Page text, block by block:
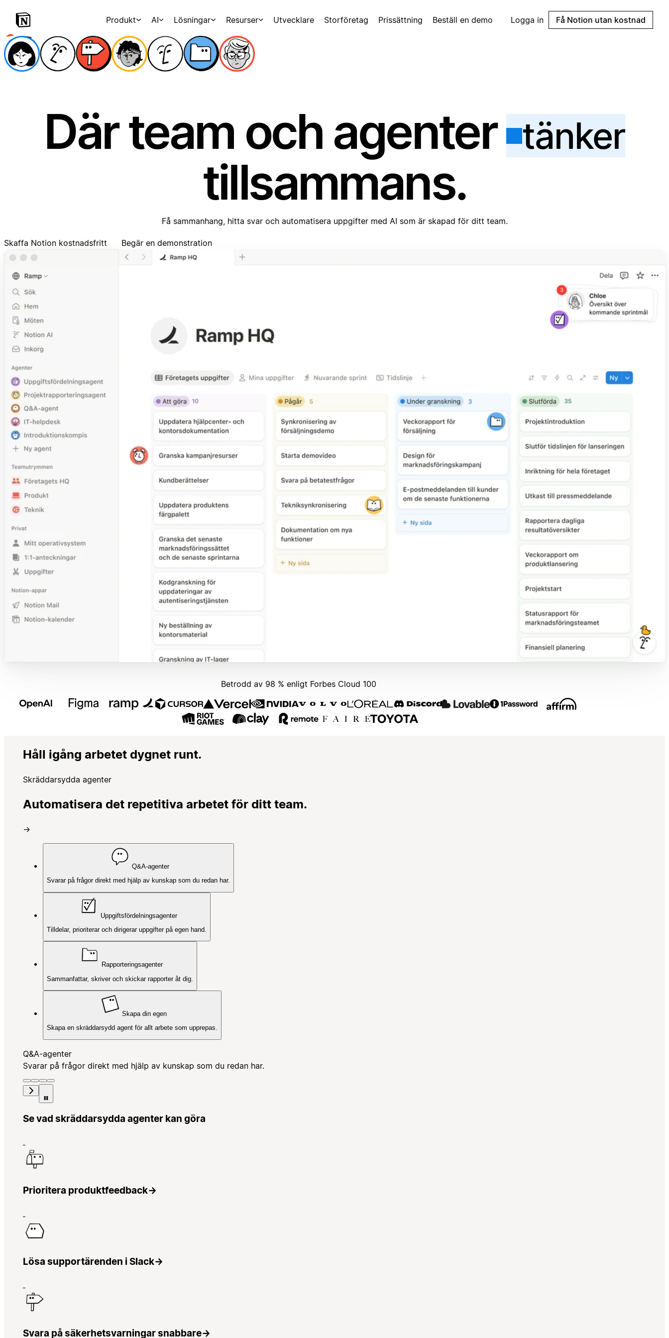
Produkt AI Lösningar Resurser Utvecklare Storföretag Prissättning Beställ en demo Logga in Få Notion utan kostnad
Där team och agenter tänker
tillsammans.
Få sammanhang, hitta svar och automatisera uppgifter med AI som är skapad för ditt team.
Skaffa Notion kostnadsfritt Begär en demonstration
Betrodd av 98 % enligt Forbes Cloud 100
Håll igång arbetet dygnet runt.
Skräddarsydda agenter
Automatisera det repetitiva arbetet för ditt team.
→
Q&A-agenter
Svarar på frågor direkt med hjälp av kunskap som du redan har.
Uppgiftsfördelningsagenter
Tilldelar, prioriterar och dirigerar uppgifter på egen hand.
Rapporteringsagenter
Sammanfattar, skriver och skickar rapporter åt dig.
Skapa din egen
Skapa en skräddarsydd agent för allt arbete som upprepas.
Q&A-agenter
Svarar på frågor direkt med hjälp av kunskap som du redan har.
Se vad skräddarsydda agenter kan göra
Prioritera produktfeedback→
Lösa supportärenden i Slack→
Svara på säkerhetsvarningar snabbare→